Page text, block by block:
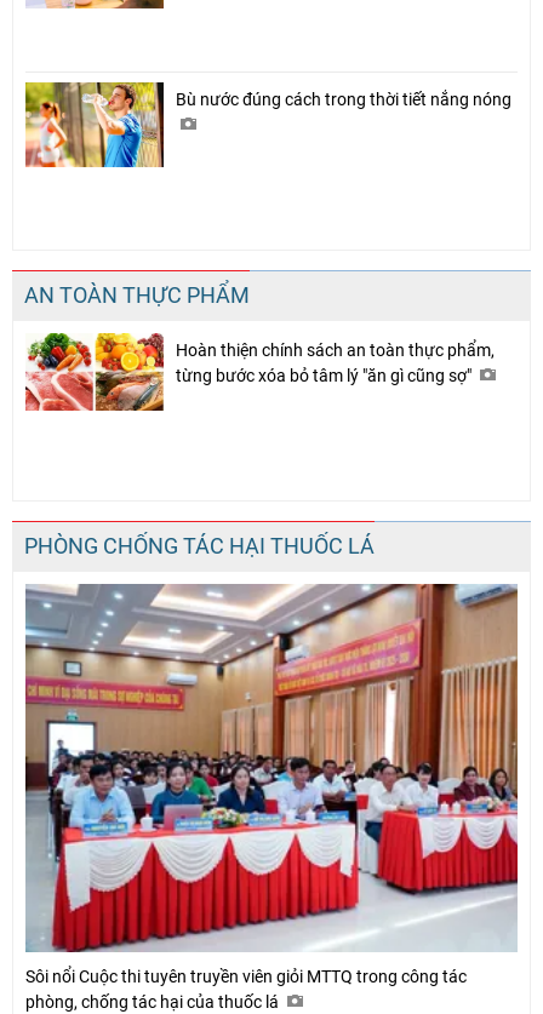
Bù nước đúng cách trong thời tiết nắng nóng
AN TOÀN THỰC PHẨM
Hoàn thiện chính sách an toàn thực phẩm,
từng bước xóa bỏ tâm lý "ăn gì cũng sợ"
PHÒNG CHỐNG TÁC HẠI THUỐC LÁ
Sôi nổi Cuộc thi tuyên truyền viên giỏi MTTQ trong công tác
phòng, chống tác hại của thuốc lá